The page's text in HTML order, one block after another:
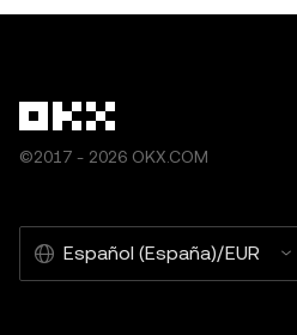
©2017 - 2026 OKX.COM
Español (España)/EUR